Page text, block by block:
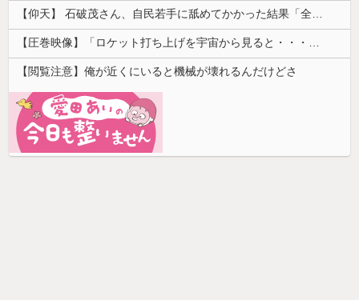
【仰天】 石破茂さん、自民若手に舐めてかかった結果「全てを失うｗｗｗｗｗ」
【圧巻映像】「ロケット打ち上げを宇宙から見ると・・・」の動画が衝撃的
【閲覧注意】俺が近くにいると機械が壊れるんだけどさ